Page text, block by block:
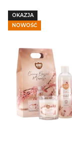
OKAZJA
NOWOŚĆ